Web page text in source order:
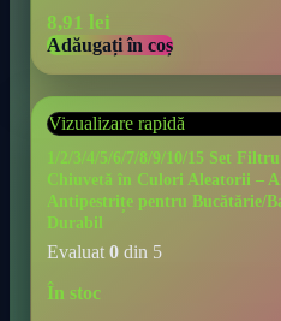
8,91 lei
Adăugați în coș
Vizualizare rapidă
1/2/3/4/5/6/7/8/9/10/15 Set
Chiuvetă în Culori Aleatorii –
Antipestrițe pentru Bucătărie/
Durabil
Evaluat 0 din 5
În stoc